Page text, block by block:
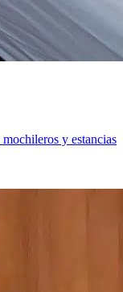
y estancias